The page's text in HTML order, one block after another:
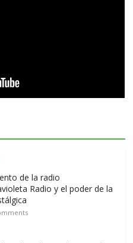
de la radio
Radio y el poder de la